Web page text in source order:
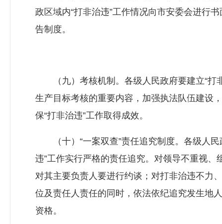
政区域内“打非治违”工作情况向市安委会进行
告制度。
（九）考核机制。各级人民政府要建立“打
生产目标考核的重要内容，加强执法队伍建设
保“打非治违”工作取得成效。
（十）“一案双查”责任追究制度。各级人民
违”工作实行严格的责任追究。对领导不重视
对其主要负责人要进行约谈；对打非治违不力
位及责任人责任的同时，依法依纪追究发生地
资格。